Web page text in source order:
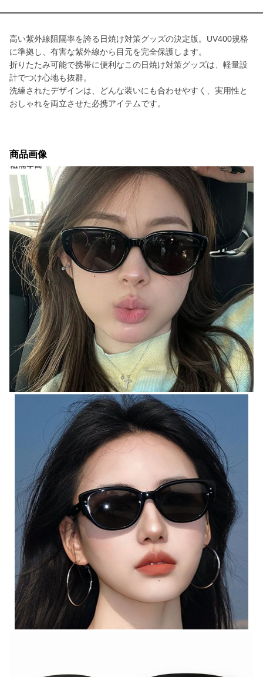
高い紫外線阻隔率を誇る日焼け対策グッズの決定版。UV400規格
に準拠し、有害な紫外線から目元を完全保護します。
折りたたみ可能で携帯に便利なこの日焼け対策グッズは、軽量設
計でつけ心地も抜群。
洗練されたデザインは、どんな装いにも合わせやすく、実用性と
おしゃれを両立させた必携アイテムです。
商品画像